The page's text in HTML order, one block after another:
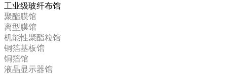
工业级玻纤布馆
聚酯膜馆
离型膜馆
机能性聚酯粒馆
铜箔基板馆
铜箔馆
液晶显示器馆